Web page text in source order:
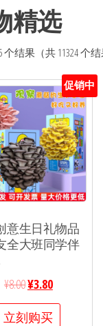
精选
个结果（共 11324 个结
促销中
意生日礼物品
全大班同学伴
¥8.00¥3.80
立刻购买